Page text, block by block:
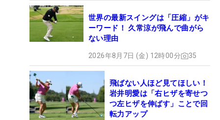
世界の最新スイングは「圧縮」がキ
ーワード！ 久常涼が飛んで曲がら
ない理由
2026年8月7日 (金) 12時00分 35
飛ばない人ほど見てほしい！
岩井明愛は「右ヒザを寄せつ
つ左ヒザを伸ばす」ことで回
転力アップ